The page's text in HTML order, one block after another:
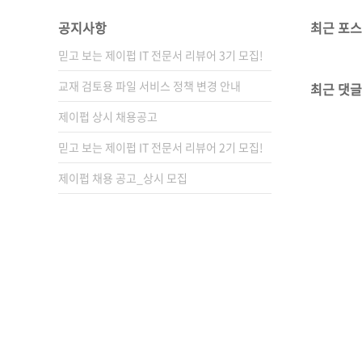
공지사항
믿고 보는 제이펍 IT 전문서 리뷰어 3기 모집!
교재 검토용 파일 서비스 정책 변경 안내
제이펍 상시 채용공고
믿고 보는 제이펍 IT 전문서 리뷰어 2기 모집!
제이펍 채용 공고_상시 모집
최근 포
최근 댓글